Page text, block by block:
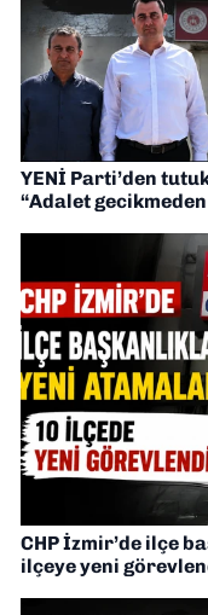
YENİ Parti’den
“Adalet
CHP İzmir’de ilçe
ilçeye yeni